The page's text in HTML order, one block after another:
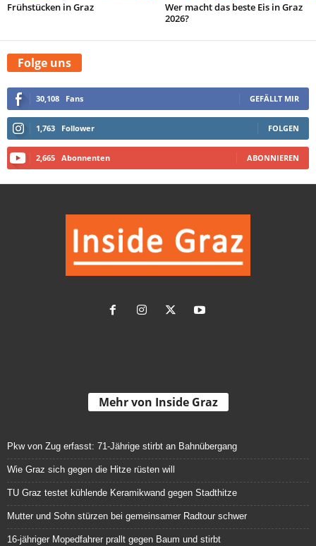
Frühstücken in Graz
Wer macht das beste Eis in Graz
2026?
Folge uns
30,108 Fans GEFÄLLT MIR
1,763 Follower FOLGEN
2,665 Abonnenten ABONNIEREN
Mehr von Inside Graz
Pkw von Zug erfasst: 71-Jährige stirbt an Bahnübergang
Wie Graz sich gegen die Hitze rüsten will
TU Graz testet kühlende Keramikwand gegen Stadthitze
Mutter und Sohn stürzen bei gemeinsamer Radtour schwer
16-jähriger Mopedfahrer prallt gegen Baum und stirbt